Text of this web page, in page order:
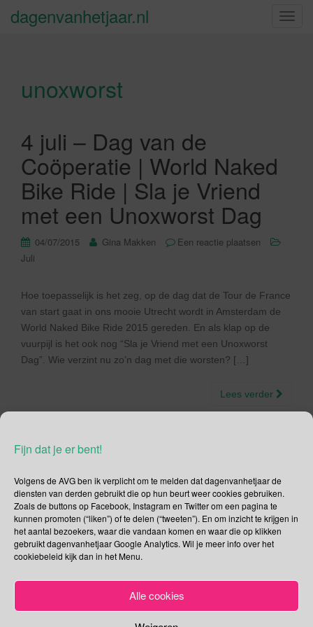
Fijn dat je er bent!
Volgens de AVG ben ik verplicht om te melden dat dagenvanhetjaar de
diensten van derden gebruikt die op hun beurt weer cookies gebruiken.
Zoals de buttons op Facebook, Instagram en Twitter om een pagina te
kunnen promoten (“liken”) of te delen (“tweeten”). En om inzicht te krijgen in
het aantal bezoekers, waar die vandaan komen en waar die op klikken
gebruikt dagenvanhetjaar Google Analytics. Wil je meer info over het
cookiebeleid kijk dan in het Menu.
Alle cookies
S
dagenvanhetjaar.nl
unoxworst
4 juli – Dag van de
Coöperatie | World Naked
Bike Ride | Sla je Vriend
met een Unoxworst Dag
04/07/2015 Gina Makken
Een reactie plaatsen
Juli
Hoe toepasselijk is het zeg, op de dag dat de Tour de France
van start gaat in ons mooie Utrecht wordt in Amsterdam de
World Naked Bike Ride 2015 gereden. En als klap op de
vuurpijl is het ook nog “Sla je Vriend met een Unoxworst
Dag”. Wie verzint nu zo’n dag met die worsten? […]
Lees verder
Social Media
Je kunt me volgen op
Zoeken